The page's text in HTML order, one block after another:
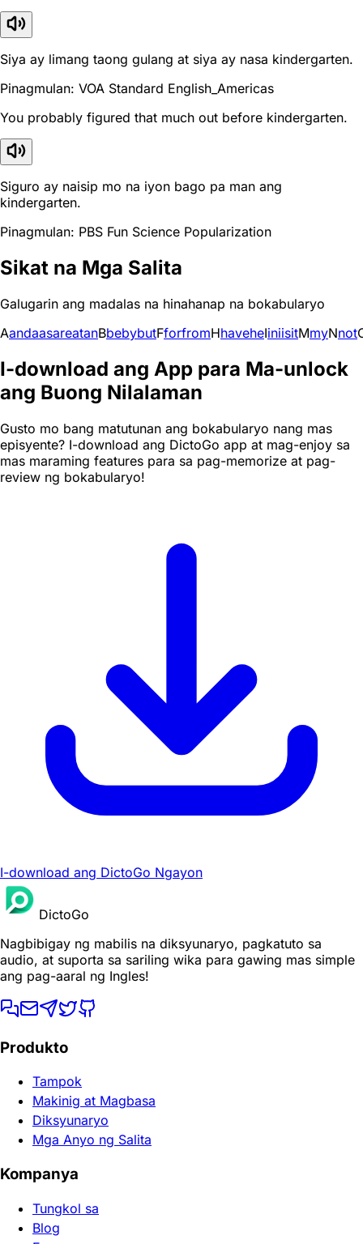
Siya ay limang taong gulang at siya ay nasa kindergarten.
Pinagmulan: VOA Standard English_Americas
You probably figured that much out before kindergarten.
Siguro ay naisip mo na iyon bago pa man ang
kindergarten.
Pinagmulan: PBS Fun Science Popularization
Sikat na Mga Salita
Galugarin ang madalas na hinahanap na bokabularyo
AandaasareatanBbebybutFforfromHhaveheIiniisitMmyNnot
I-download ang App para Ma-unlock
ang Buong Nilalaman
Gusto mo bang matutunan ang bokabularyo nang mas
episyente? I-download ang DictoGo app at mag-enjoy sa
mas maraming features para sa pag-memorize at pag-
review ng bokabularyo!
I-download ang DictoGo Ngayon
DictoGo
Nagbibigay ng mabilis na diksyunaryo, pagkatuto sa
audio, at suporta sa sariling wika para gawing mas simple
ang pag-aaral ng Ingles!
Produkto
Tampok
Makinig at Magbasa
Diksyunaryo
Mga Anyo ng Salita
Kompanya
Tungkol sa
Blog